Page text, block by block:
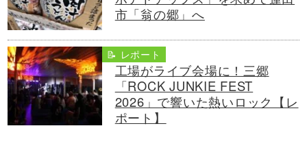
市「翁の郷」へ
📝 レポート
工場がライブ会場に！三郷
「ROCK JUNKIE FEST
2026」で響いた熱いロック【レ
ポート】